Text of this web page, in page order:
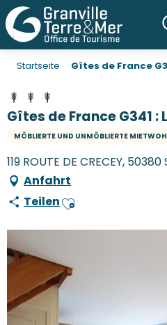
Startseite Gîtes de France
Gîtes de France G341 :
MÖBLIERTE UND UNMÖBLIERTE
119 ROUTE DE CRECEY,
Anfahrt
TeilenAjouter aux favoris